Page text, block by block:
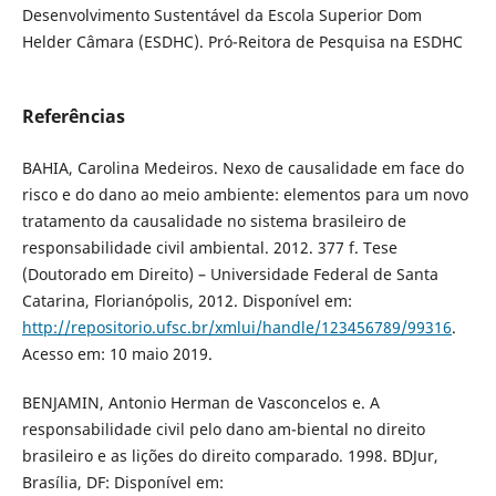
Desenvolvimento Sustentável da Escola Superior Dom
Helder Câmara (ESDHC). Pró-Reitora de Pesquisa na ESDHC
Referências
BAHIA, Carolina Medeiros. Nexo de causalidade em face do
risco e do dano ao meio ambiente: elementos para um novo
tratamento da causalidade no sistema brasileiro de
responsabilidade civil ambiental. 2012. 377 f. Tese
(Doutorado em Direito) – Universidade Federal de Santa
Catarina, Florianópolis, 2012. Disponível em:
http://repositorio.ufsc.br/xmlui/handle/123456789/99316.
Acesso em: 10 maio 2019.
BENJAMIN, Antonio Herman de Vasconcelos e. A
responsabilidade civil pelo dano am-biental no direito
brasileiro e as lições do direito comparado. 1998. BDJur,
Brasília, DF: Disponível em: